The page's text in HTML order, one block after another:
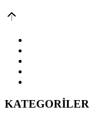
KATEGORİLER